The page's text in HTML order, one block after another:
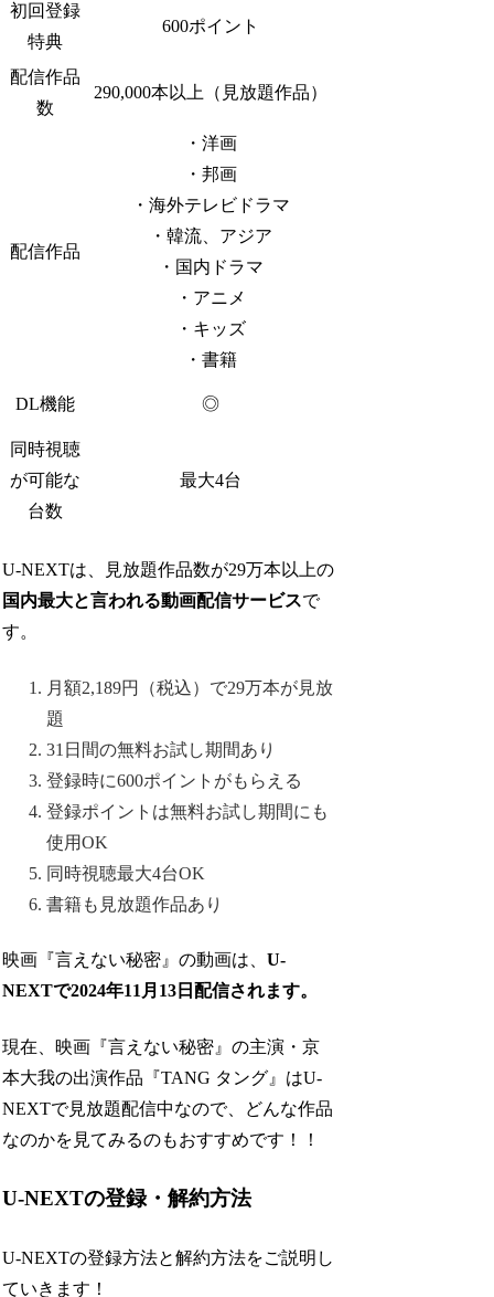
初回登録
特典
600ポイント
配信作品
数
290,000本以上（見放題作品）
配信作品
・洋画
・邦画
・海外テレビドラマ
・韓流、アジア
・国内ドラマ
・アニメ
・キッズ
・書籍
DL機能 ◎
同時視聴
が可能な
台数
最大4台
U-NEXTは、見放題作品数が29万本以上の
国内最大と言われる動画配信サービスで
す。
月額2,189円（税込）で29万本が見放
題
31日間の無料お試し期間あり
登録時に600ポイントがもらえる
登録ポイントは無料お試し期間にも
使用OK
同時視聴最大4台OK
書籍も見放題作品あり
映画『言えない秘密』の動画は、U-
NEXTで2024年11月13日配信されます。
現在、映画『言えない秘密』の主演・京
本大我の出演作品『TANG タング』はU-
NEXTで見放題配信中なので、どんな作品
なのかを見てみるのもおすすめです！！
U-NEXTの登録・解約方法
U-NEXTの登録方法と解約方法をご説明し
ていきます！